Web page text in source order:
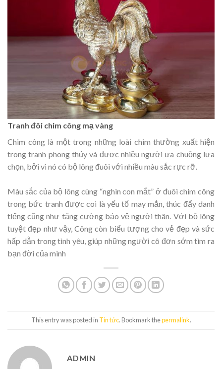
Tranh đôi chim công mạ vàng
Chim công là một trong những loài chim thường xuất hiện
trong tranh phong thủy và được nhiều người ưa chuộng lựa
chọn, bởi vì nó có bộ lông đuôi với nhiều màu sắc rực rỡ.
Màu sắc của bộ lông cùng “nghìn con mắt” ở đuôi chim công
trong bức tranh được coi là yếu tố may mắn, thúc đẩy danh
tiếng cũng như tăng cường bảo vệ người thân. Với bộ lông
tuyệt đẹp như vậy, Công còn biểu tượng cho vẻ đẹp và sức
hấp dẫn trong tình yêu, giúp những người cô đơn sớm tìm ra
bạn đời của mình
This entry was posted in Tin tức. Bookmark thepermalink.
ADMIN